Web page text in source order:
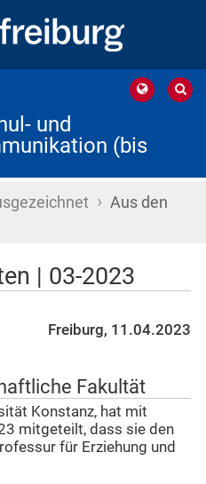
und
(bis
› Aus den
| 03-2023
Freiburg, 11.04.2023
Fakultät
Konstanz, hat mit
mitgeteilt, dass sie den
für Erziehung und